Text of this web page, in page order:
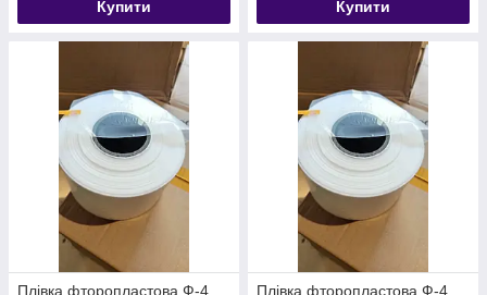
Купити Купити
Плівка фторопластова Ф-4 Плівка фторопластова Ф-4